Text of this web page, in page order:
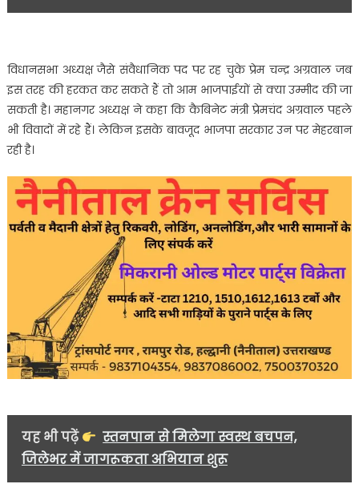
विधानसभा अध्यक्ष जैसे संवैधानिक पद पर रह चुके प्रेम चन्द्र अग्रवाल जब
इस तरह की हरकत कर सकते हैं तो आम भाजपाईयों से क्या उम्मीद की जा
सकती है। महानगर अध्यक्ष ने कहा कि कैबिनेट मंत्री प्रेमचंद अग्रवाल पहले
भी विवादों में रहे हैं। लेकिन इसके बावजूद भाजपा सरकार उन पर मेहरबान
रही है।
यह भी पढ़ें
स्तनपान से मिलेगा स्वस्थ बचपन,
जिलेभर में जागरूकता अभियान शुरू